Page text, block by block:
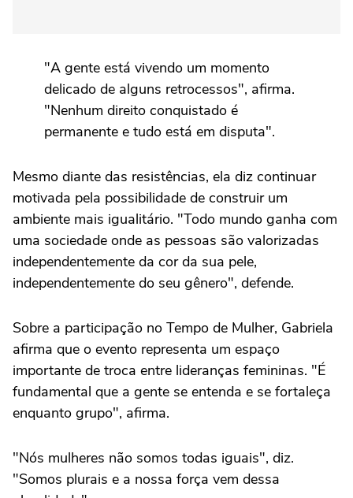
"A gente está vivendo um momento
delicado de alguns retrocessos", afirma.
"Nenhum direito conquistado é
permanente e tudo está em disputa".
Mesmo diante das resistências, ela diz continuar
motivada pela possibilidade de construir um
ambiente mais igualitário. "Todo mundo ganha com
uma sociedade onde as pessoas são valorizadas
independentemente da cor da sua pele,
independentemente do seu gênero", defende.
Sobre a participação no Tempo de Mulher, Gabriela
afirma que o evento representa um espaço
importante de troca entre lideranças femininas. "É
fundamental que a gente se entenda e se fortaleça
enquanto grupo", afirma.
"Nós mulheres não somos todas iguais", diz.
"Somos plurais e a nossa força vem dessa